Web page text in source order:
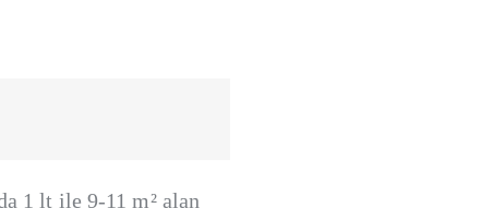
1 lt ile 9-11 m² alan